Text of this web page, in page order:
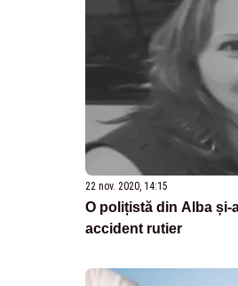
22 nov. 2020, 14:15
O polițistă din Alba și-
accident rutier